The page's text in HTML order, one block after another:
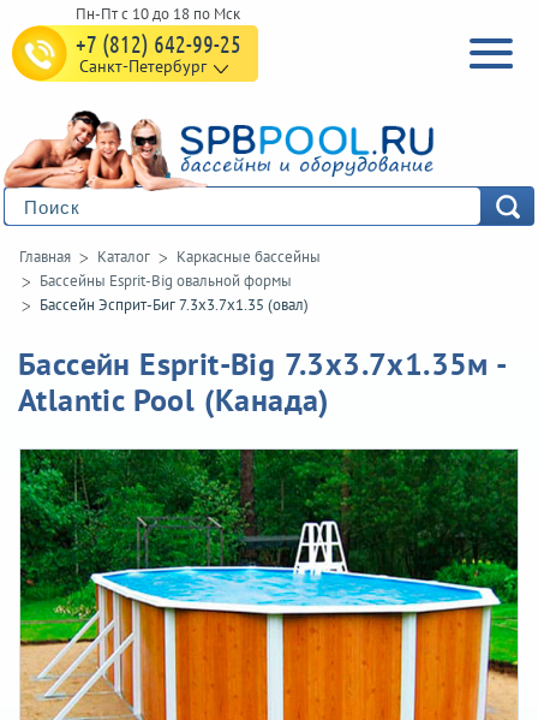
+7 (812) 642-99-25
Санкт-Петербург
Главная Каталог
Каркасные бассейны
Бассейны Esprit-Big овальной формы
Бассейн Эсприт-Биг 7.3х3.7х1.35 (овал)
Бассейн Esprit-Big 7.3х3.7х1.35м -
Atlantic Pool (Канада)